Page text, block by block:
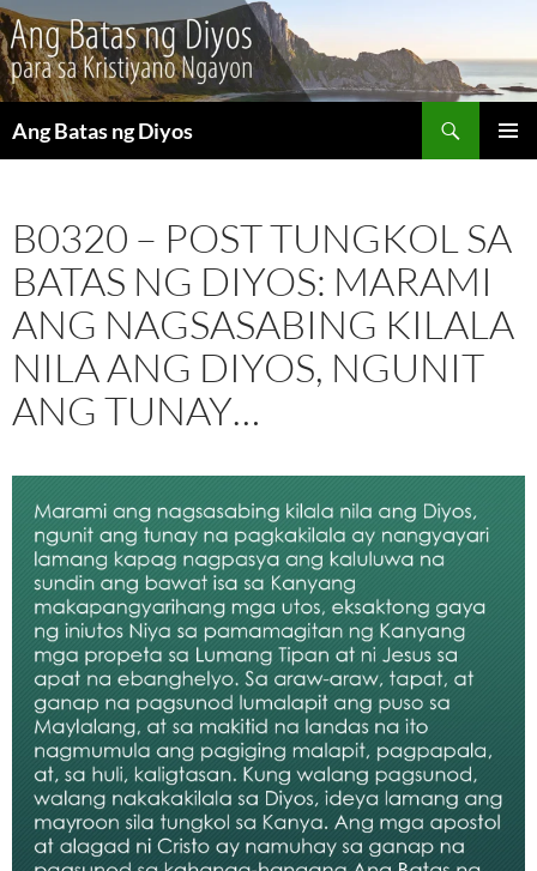
Ang Batas ng Diyos
B0320 – POST TUNGKOL SA
BATAS NG DIYOS: MARAMI
ANG NAGSASABING KILALA
NILA ANG DIYOS, NGUNIT
ANG TUNAY…